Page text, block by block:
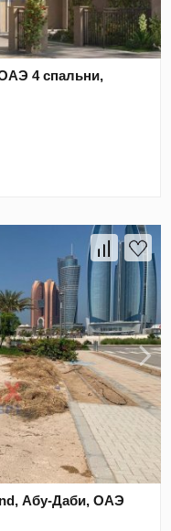
4 спальни,
Абу-Даби, ОАЭ